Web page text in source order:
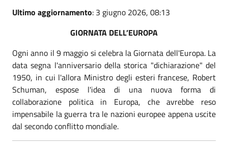
Ultimo aggiornamento: 3 giugno 2026, 08:13
GIORNATA DELL’EUROPA
Ogni anno il 9 maggio si celebra la Giornata dell'Europa. La
data segna l'anniversario della storica "dichiarazione" del
1950, in cui l'allora Ministro degli esteri francese, Robert
Schuman, espose l'idea di una nuova forma di
collaborazione politica in Europa, che avrebbe reso
impensabile la guerra tra le nazioni europee appena uscite
dal secondo conflitto mondiale.